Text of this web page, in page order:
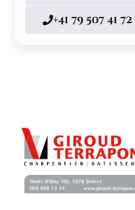
+41 79 507 41 72